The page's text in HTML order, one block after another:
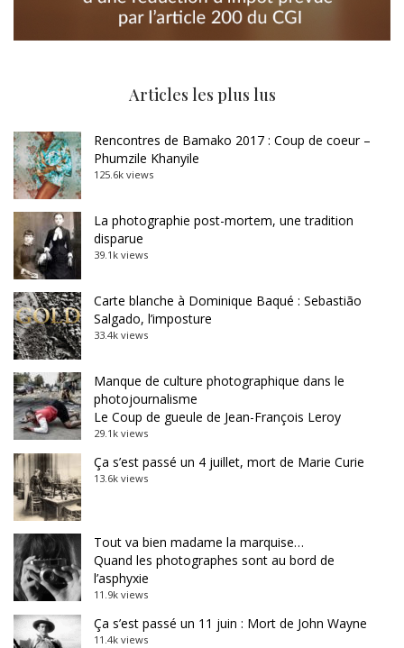
Articles les plus lus
Rencontres de Bamako 2017 : Coup de coeur –
Phumzile Khanyile
125.6k views
La photographie post-mortem, une tradition
disparue
39.1k views
Carte blanche à Dominique Baqué : Sebastião
Salgado, l’imposture
33.4k views
Manque de culture photographique dans le
photojournalisme
Le Coup de gueule de Jean-François Leroy
29.1k views
Ça s’est passé un 4 juillet, mort de Marie Curie
13.6k views
Tout va bien madame la marquise…
Quand les photographes sont au bord de
l’asphyxie
11.9k views
Ça s’est passé un 11 juin : Mort de John Wayne
11.4k views